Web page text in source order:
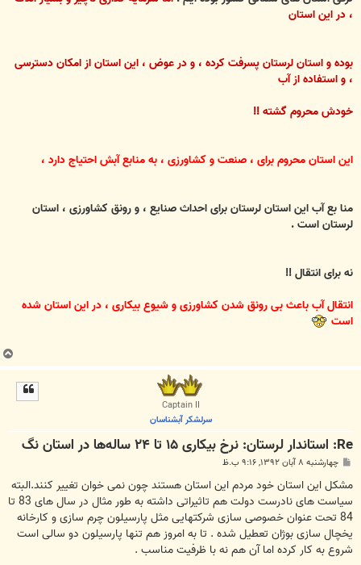
، در این استان
بودهو استان لرستان پسرفت کرده ، و در عوض ، این استان از امکان دسترسی
، و استفاده از آب
خودش محروم گشته !!
این استان محروم برای ، صنعت و کشاورزی ، به منابع آبش احتیاج دارد ،
منا بع آب این استان لرستان برای احداث صنایع ، و رونق کشاورزی ، استان
لرستاناست .
نه برای انتقال !!
انتقال آب باعث بی رونق شدن کشاورزی و شیوع بیکاری ، در این استان شده
است
ب
ا
Captain II
سرلشکر آبشناسان
Re: استاندار لرستان: نرخ بیکاری ۱۵ تا ۲۴ ساله‌ها در استان نگ
پ
ت
چهارشنبه ۸ آبان ۱۳۹۲, ۹:۱۶ ب.ظ
مشکل این استان خود مردم این استان هستند چون نمی خوان تغییر کنند.البته
سیاست های نادرست دولت هم تاثیراتی داشته به طور مثال در سال های 83 تا
84 تحت عنوان خصوصی سازی شرکتهایی مثل پارسیلون چرم سازی و کارخانه
یخچال سازی بوژان تعطیل شده . تا به امروز هم تنها پارسیلون دو سالی است
شروع به کار کرده اما آن هم نه با ظرفیت مناسب .